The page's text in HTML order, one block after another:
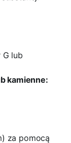
G lub
kamienne:
za pomocą